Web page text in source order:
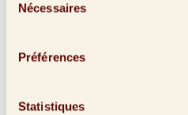
Nécessaires
Préférences
Statistiques
Lien vers facebook (Ouvre